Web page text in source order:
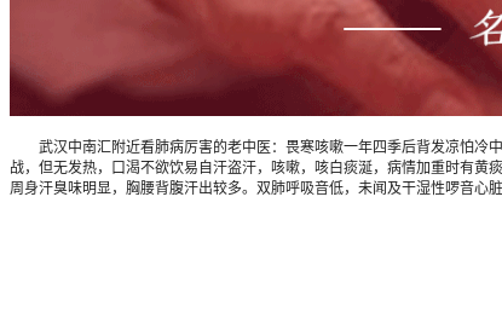
武汉中南汇附近看肺病厉害的老中医：畏寒咳嗽一年四季后背发凉怕冷
战，但无发热，口渴不欲饮易自汗盗汗，咳嗽，咳白痰涎，病情加重时有黄
周身汗臭味明显，胸腰背腹汗出较多。双肺呼吸音低，未闻及干湿性啰音心